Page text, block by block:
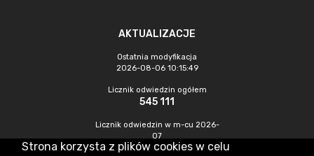
AKTUALIZACJE
Ostatnia modyfikacja
2026-08-06 10:15:49
Licznik odwiedzin ogółem
545 111
Licznik odwiedzin w m-cu 2026-
07
1 127
Strona korzysta z plików cookies w celu